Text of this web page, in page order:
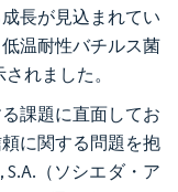
長が見込まれてい
温耐性バチルス菌
れました。
課題に直面してお
に関する問題を抱
S.A.（ソシエダ・ア